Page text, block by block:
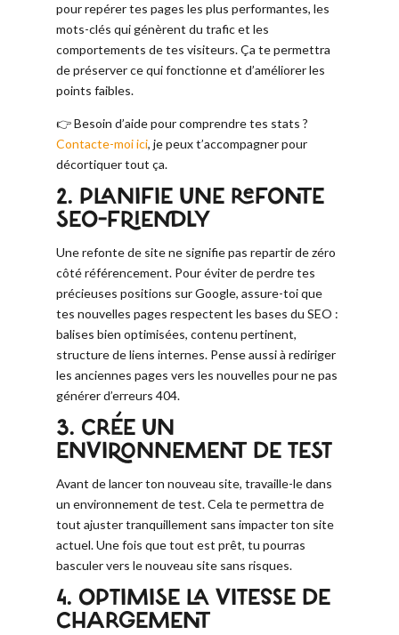
pour repérer tes pages les plus performantes, les
mots-clés qui génèrent du trafic et les
comportements de tes visiteurs. Ça te permettra
de préserver ce qui fonctionne et d’améliorer les
points faibles.
👉 Besoin d’aide pour comprendre tes stats ?
Contacte-moi ici, je peux t’accompagner pour
décortiquer tout ça.
2. PLANIFIE UNE REFONTE
SEO-FRIENDLY
Une refonte de site ne signifie pas repartir de zéro
côté référencement. Pour éviter de perdre tes
précieuses positions sur Google, assure-toi que
tes nouvelles pages respectent les bases du SEO :
balises bien optimisées, contenu pertinent,
structure de liens internes. Pense aussi à rediriger
les anciennes pages vers les nouvelles pour ne pas
générer d’erreurs 404.
3. CRÉE UN
ENVIRONNEMENT DE TEST
Avant de lancer ton nouveau site, travaille-le dans
un environnement de test. Cela te permettra de
tout ajuster tranquillement sans impacter ton site
actuel. Une fois que tout est prêt, tu pourras
basculer vers le nouveau site sans risques.
4. OPTIMISE LA VITESSE DE
CHARGEMENT